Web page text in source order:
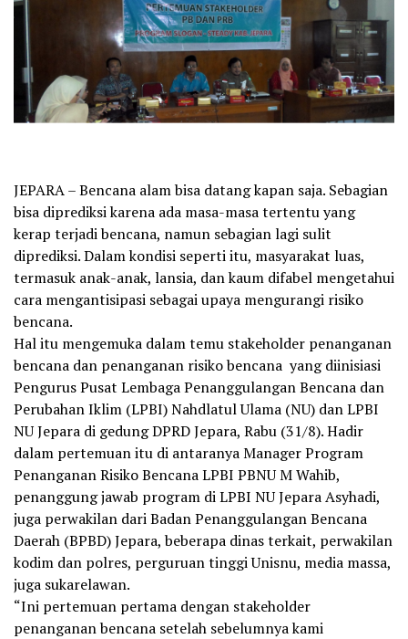
JEPARA – Bencana alam bisa datang kapan saja. Sebagian
bisa diprediksi karena ada masa-masa tertentu yang
kerap terjadi bencana, namun sebagian lagi sulit
diprediksi. Dalam kondisi seperti itu, masyarakat luas,
termasuk anak-anak, lansia, dan kaum difabel mengetahui
cara mengantisipasi sebagai upaya mengurangi risiko
bencana.
Hal itu mengemuka dalam temu stakeholder penanganan
bencana dan penanganan risiko bencana yang diinisiasi
Pengurus Pusat Lembaga Penanggulangan Bencana dan
Perubahan Iklim (LPBI) Nahdlatul Ulama (NU) dan LPBI
NU Jepara di gedung DPRD Jepara, Rabu (31/8). Hadir
dalam pertemuan itu di antaranya Manager Program
Penanganan Risiko Bencana LPBI PBNU M Wahib,
penanggung jawab program di LPBI NU Jepara Asyhadi,
juga perwakilan dari Badan Penanggulangan Bencana
Daerah (BPBD) Jepara, beberapa dinas terkait, perwakilan
kodim dan polres, perguruan tinggi Unisnu, media massa,
juga sukarelawan.
“Ini pertemuan pertama dengan stakeholder
penanganan bencana setelah sebelumnya kami